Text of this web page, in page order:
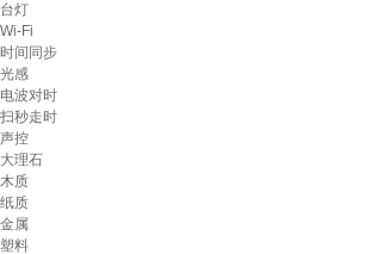
台灯
Wi-Fi
时间同步
光感
电波对时
扫秒走时
声控
大理石
木质
纸质
金属
塑料